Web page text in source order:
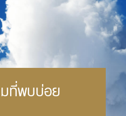
ที่พบบ่อย